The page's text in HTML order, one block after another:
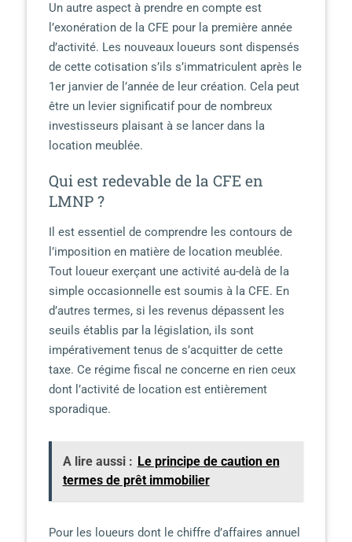
Un autre aspect à prendre en compte est
l’exonération de la CFE pour la première année
d’activité. Les nouveaux loueurs sont dispensés
de cette cotisation s’ils s’immatriculent après le
1er janvier de l’année de leur création. Cela peut
être un levier significatif pour de nombreux
investisseurs plaisant à se lancer dans la
location meublée.
Qui est redevable de la CFE en
LMNP ?
Il est essentiel de comprendre les contours de
l’imposition en matière de location meublée.
Tout loueur exerçant une activité au-delà de la
simple occasionnelle est soumis à la CFE. En
d’autres termes, si les revenus dépassent les
seuils établis par la législation, ils sont
impérativement tenus de s’acquitter de cette
taxe. Ce régime fiscal ne concerne en rien ceux
dont l’activité de location est entièrement
sporadique.
A lire aussi : Le principe de caution en
termes de prêt immobilier
Pour les loueurs dont le chiffre d’affaires annuel